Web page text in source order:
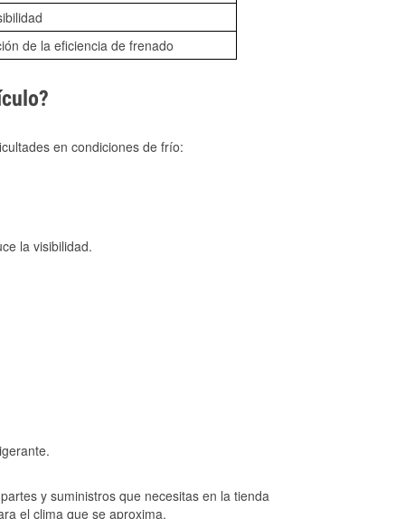
de la eficiencia de frenado
en condiciones de frío:
la visibilidad.
y suministros que necesitas en la tienda
el clima que se aproxima.